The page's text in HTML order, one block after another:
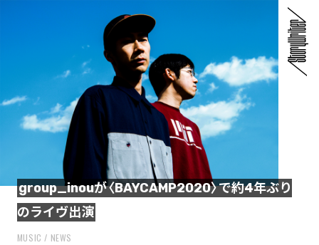
group_inouが〈BAYCAMP2020〉で約4年ぶり
のライヴ出演
MUSIC NEWS